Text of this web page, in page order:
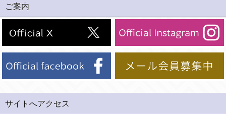
ご案内
サイトへアクセス